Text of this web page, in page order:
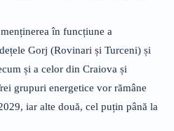
în funcțiune a
Gorj (Rovinari și Turceni) și
și a celor din Craiova și
grupuri energetice vor rămâne
iar alte două, cel puțin până la